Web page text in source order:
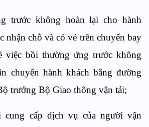
trước không hoàn lại cho hành
nhận chỗ và có vé trên chuyến bay
việc bồi thường ứng trước không
chuyển hành khách bằng đường
trưởng Bộ Giao thông vận tải;
cấp dịch vụ của người vận